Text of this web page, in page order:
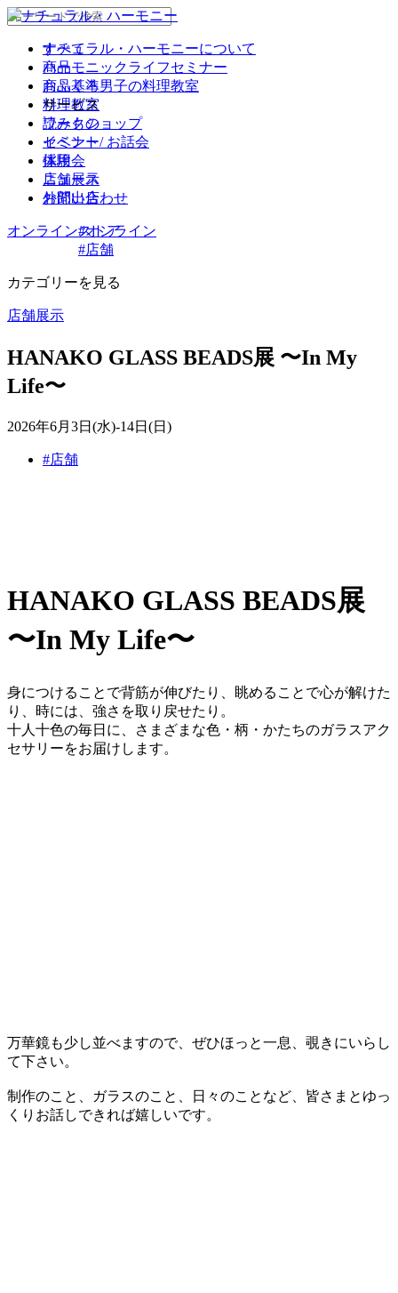
ナチュラル・ハーモニーについて
商品
商品基準
サービス
読みもの
イベント
採用
ニュース
お問い合わせ
オンラインストア
すべて
ハーモニックライフセミナー
おふくろ男子の料理教室
料理教室
ワークショップ
セミナー/ お話会
体験会
店舗展示
外部出店
#オンライン
#店舗
カテゴリーを見る
店舗展示
HANAKO GLASS BEADS展 〜In My
Life〜
2026年6月3日(水)-14日(日)
#店舗
HANAKO GLASS BEADS展
〜In My Life〜
身につけることで背筋が伸びたり、眺めることで心が解けた
り、時には、強さを取り戻せたり。
十人十色の毎日に、さまざまな色・柄・かたちのガラスアク
セサリーをお届けします。
万華鏡も少し並べますので、ぜひほっと一息、覗きにいらし
て下さい。
制作のこと、ガラスのこと、日々のことなど、皆さまとゆっ
くりお話しできれば嬉しいです。